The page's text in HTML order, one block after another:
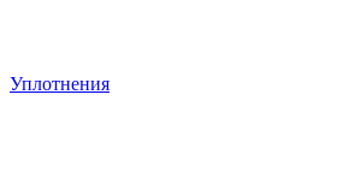
Уплотнения